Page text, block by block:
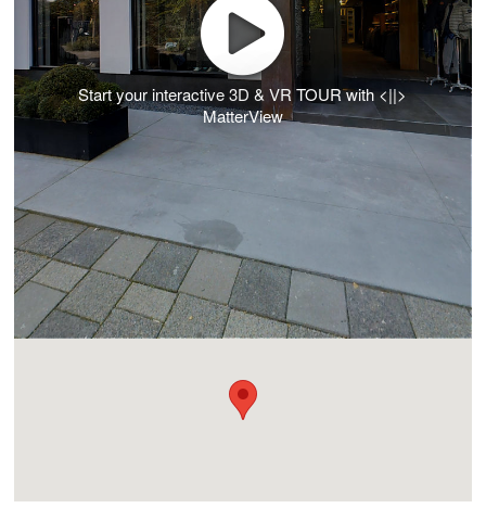
Start your interactive 3D & VR TOUR with <||>
MatterView